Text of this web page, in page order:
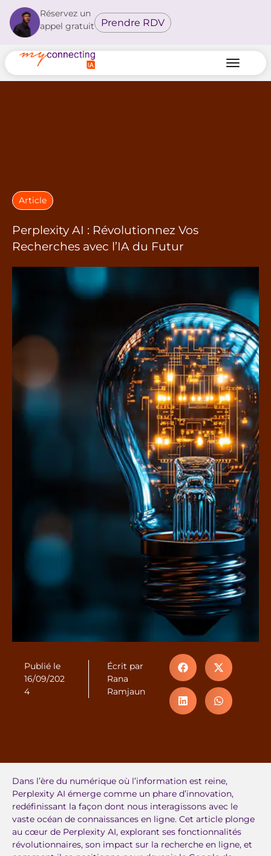
Réservez un
appel gratuit
Prendre RDV
Article
Perplexity AI : Révolutionnez Vos
Recherches avec l’IA du Futur
Publié le
16/09/202
4
Écrit par
Rana
Ramjaun
Dans l’ère du numérique où l’information est reine,
Perplexity AI émerge comme un phare d’innovation,
redéfinissant la façon dont nous interagissons avec le
vaste océan de connaissances en ligne. Cet article plonge
au cœur de Perplexity AI, explorant ses fonctionnalités
révolutionnaires, son impact sur la recherche en ligne, et